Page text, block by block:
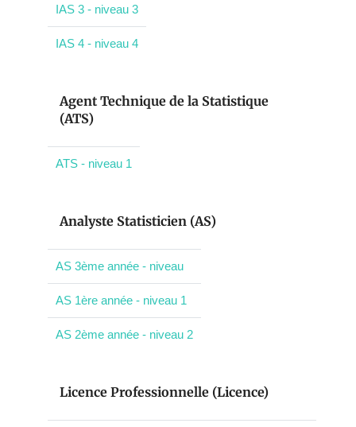
IAS 3 - niveau 3
IAS 4 - niveau 4
Agent Technique de la Statistique
(ATS)
ATS - niveau 1
Analyste Statisticien (AS)
AS 3ème année - niveau
AS 1ère année - niveau 1
AS 2ème année - niveau 2
Licence Professionnelle (Licence)